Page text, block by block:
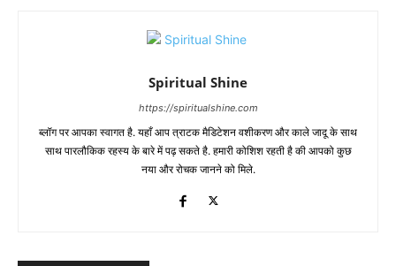
Spiritual Shine
https://spiritualshine.com
ब्लॉग पर आपका स्वागत है. यहाँ आप त्राटक मैडिटेशन वशीकरण और काले जादू के साथ
साथ पारलौकिक रहस्य के बारे में पढ़ सकते है. हमारी कोशिश रहती है की आपको कुछ
नया और रोचक जानने को मिले.